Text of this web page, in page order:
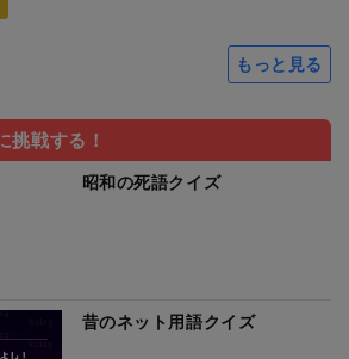
もっと見る
挑戦する！
昭和の死語クイズ
昔のネット用語クイズ